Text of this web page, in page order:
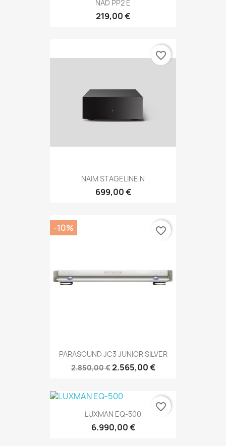
NAD PP2 E
219,00 €
NAIM STAGELINE N
699,00 €
favorite_border
PARASOUND JC3 JUNIOR SILVER
2.850,00 €2.565,00 €
-10% favorite_border
LUXMAN EQ-500
6.990,00 €
favorite_border